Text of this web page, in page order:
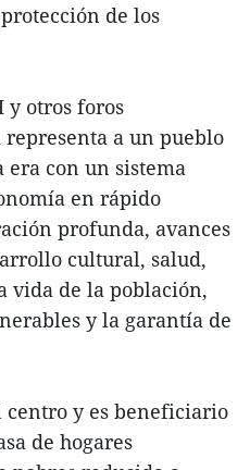
de los
y otros foros
a un pueblo
era con un sistema
en rápido
profunda, avances
cultural, salud,
vida de la población,
y la garantía de
centro y es beneficiario
de hogares